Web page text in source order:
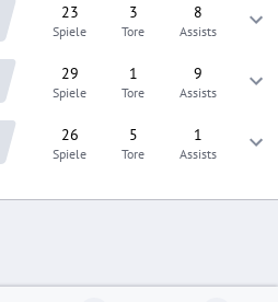
23
Spiele
3
Tore
8
Assists
29
Spiele
1
Tore
9
Assists
26
Spiele
5
Tore
1
Assists